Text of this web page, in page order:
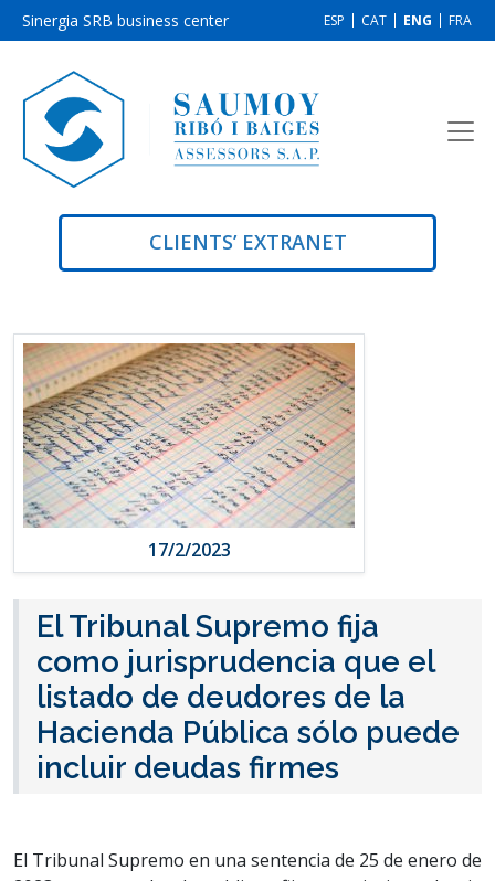
Sinergia SRB business center ESP CAT ENG FRA
CLIENTS’ EXTRANET
17/2/2023
El Tribunal Supremo fija
como jurisprudencia que el
listado de deudores de la
Hacienda Pública sólo puede
incluir deudas firmes
El Tribunal Supremo en una sentencia de 25 de enero de